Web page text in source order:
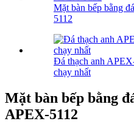
Mặt bàn bếp bằng
5112
Đá thạch anh
chạy nhất
Mặt bàn bếp bằng
APEX-5112